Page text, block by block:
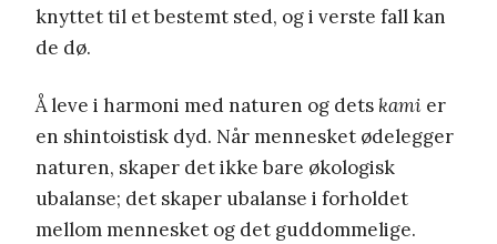
knyttet til et bestemt sted, og i verste fall kan
de dø.
Å leve i harmoni med naturen og dets kami er
en shintoistisk dyd. Når mennesket ødelegger
naturen, skaper det ikke bare økologisk
ubalanse; det skaper ubalanse i forholdet
mellom mennesket og det guddommelige.